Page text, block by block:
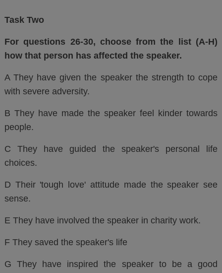
Task Two
For questions 26-30, choose from the list (A-H)
how that person has affected the speaker.
A They have given the speaker the strength to cope
with severe adversity.
B They have made the speaker feel kinder towards
people.
C They have guided the speaker's personal life
choices.
D Their 'tough love' attitude made the speaker see
sense.
E They have involved the speaker in charity work.
F They saved the speaker's life
G They have inspired the speaker to be a good